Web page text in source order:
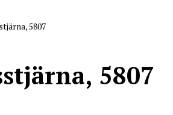
5807
5807